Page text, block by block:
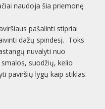
naudoja šia priemonę
pašalinti stipriai
dažų spindesį. Toks
nuvalyti nuo
suodžių, kelio
paviršių lygų kaip stiklas.